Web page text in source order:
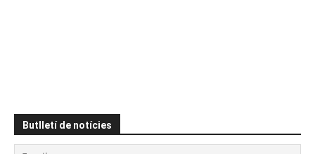
Butlletí de notícies